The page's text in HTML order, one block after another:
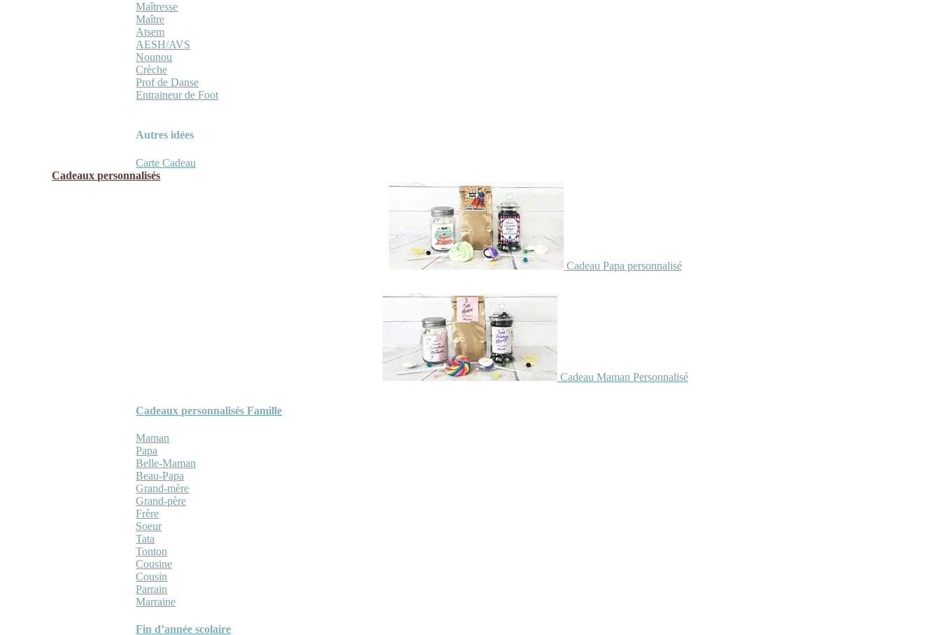
Maîtresse
Maître
Atsem
AESH/AVS
Nounou
Crèche
Prof de Danse
Entraineur de Foot
Autres idées
Carte Cadeau
Cadeaux personnalisés
Cadeau Papa personnalisé
Cadeau Maman Personnalisé
Cadeaux personnalisés Famille
Maman
Papa
Belle-Maman
Beau-Papa
Grand-mère
Grand-père
Frère
Soeur
Tata
Tonton
Cousine
Cousin
Parrain
Marraine
Fin d’année scolaire